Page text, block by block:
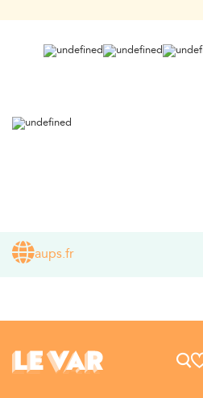
aups.fr